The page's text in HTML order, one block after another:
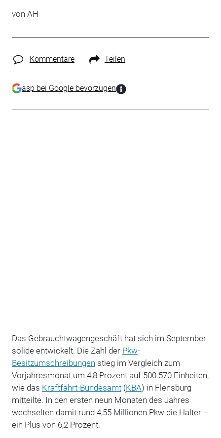
von AH
Kommentare Teilen
asp bei Google bevorzugen
Das Gebrauchtwagengeschäft hat sich im September
solide entwickelt. Die Zahl der Pkw-
Besitzumschreibungen stieg im Vergleich zum
Vorjahresmonat um 4,8 Prozent auf 500.570 Einheiten,
wie das Kraftfahrt-Bundesamt(KBA) in Flensburg
mitteilte. In den ersten neun Monaten des Jahres
wechselten damit rund 4,55 Millionen Pkw die Halter –
ein Plus von 6,2 Prozent.